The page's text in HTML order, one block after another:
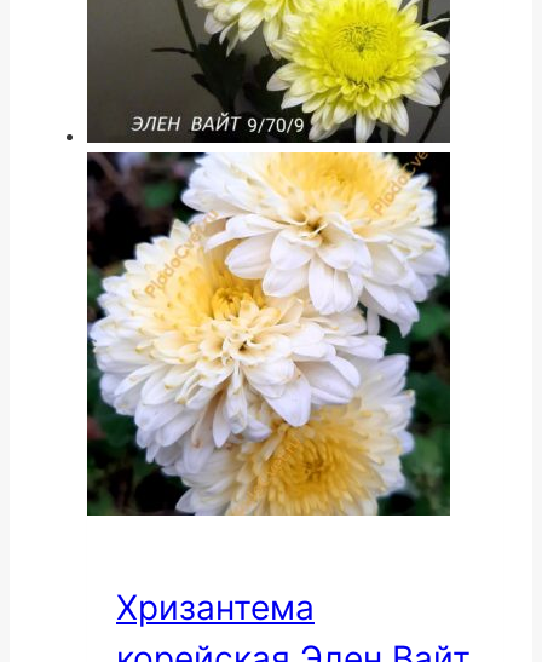
Хризантема